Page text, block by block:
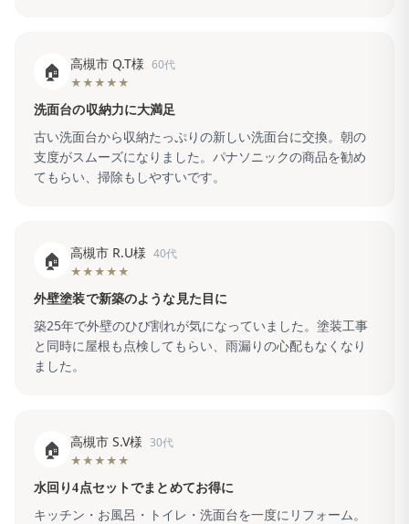
🏠 高槻市 Q.T様 60代
★★★★★
洗面台の収納力に大満足
古い洗面台から収納たっぷりの新しい洗面台に交換。朝の
支度がスムーズになりました。パナソニックの商品を勧め
てもらい、掃除もしやすいです。
🏠 高槻市 R.U様 40代
★★★★★
外壁塗装で新築のような見た目に
築25年で外壁のひび割れが気になっていました。塗装工事
と同時に屋根も点検してもらい、雨漏りの心配もなくなり
ました。
🏠 高槻市 S.V様 30代
★★★★★
水回り4点セットでまとめてお得に
キッチン・お風呂・トイレ・洗面台を一度にリフォーム。